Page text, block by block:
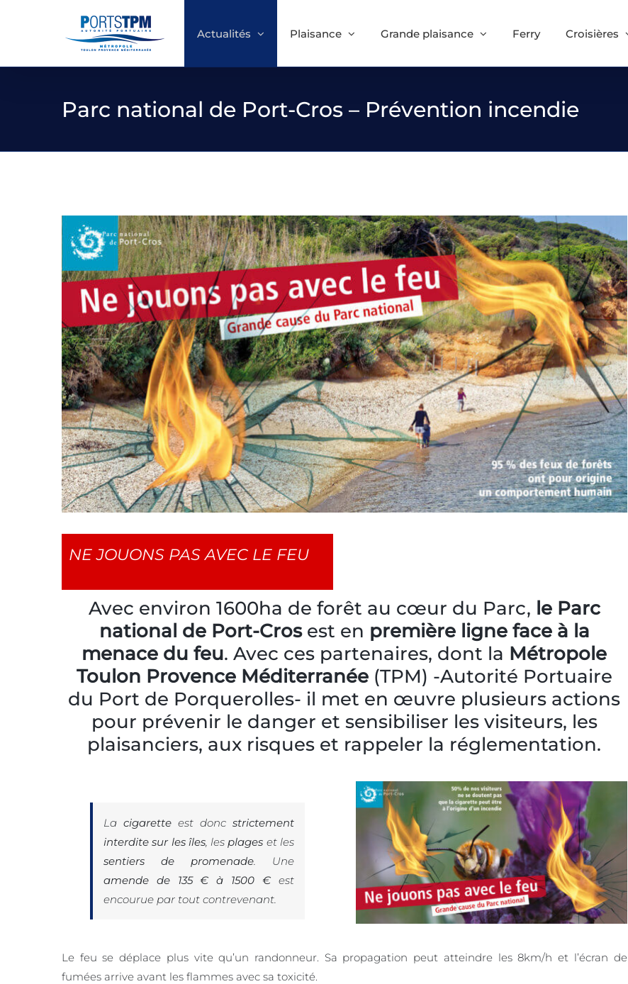
Actualités Plaisance Grande plaisance Ferry Croisières
Parc national de Port-Cros – Prévention incendie
Voir
l'image
agrandie
NE JOUONS PAS AVEC LE FEU
Avec environ 1600ha de forêt au cœur du Parc, le Parc
national de Port-Crosest en première ligne face à la
menace du feu. Avec ces partenaires, dont la Métropole
Toulon Provence Méditerranée(TPM) -Autorité Portuaire
du Port de Porquerolles- il met en œuvre plusieurs actions
pour prévenir le danger et sensibiliser les visiteurs, les
plaisanciers, aux risques et rappeler la réglementation.
Lacigaretteest donc strictement
interdite sur les îles, les plages et les
sentiers de promenade. Une
amende de 135 € à 1500 € est
encourue par tout contrevenant.
Le feu se déplace plus vite qu’un randonneur. Sa propagation peut atteindre les 8km/h et l’écran de
fumées arrive avant les flammes avec sa toxicité.